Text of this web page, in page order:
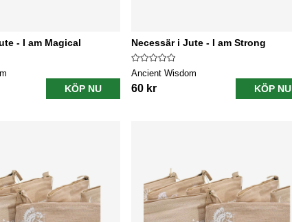
- I am Magical
KÖP NU
Necessär i Jute - I am Strong
Ancient Wisdom
60 kr KÖP NU